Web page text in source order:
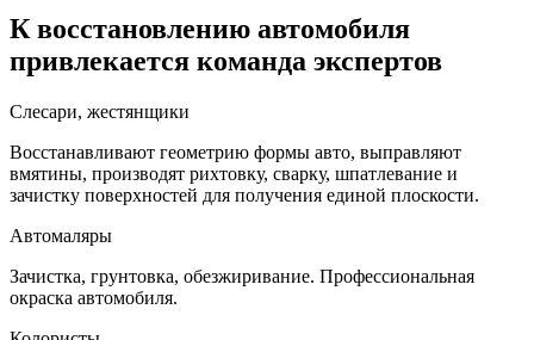
К восстановлению автомобиля
привлекается команда экспертов
Слесари, жестянщики
Восстанавливают геометрию формы авто, выправляют
вмятины, производят рихтовку, сварку, шпатлевание и
зачистку поверхностей для получения единой плоскости.
Автомаляры
Зачистка, грунтовка, обезжиривание. Профессиональная
окраска автомобиля.